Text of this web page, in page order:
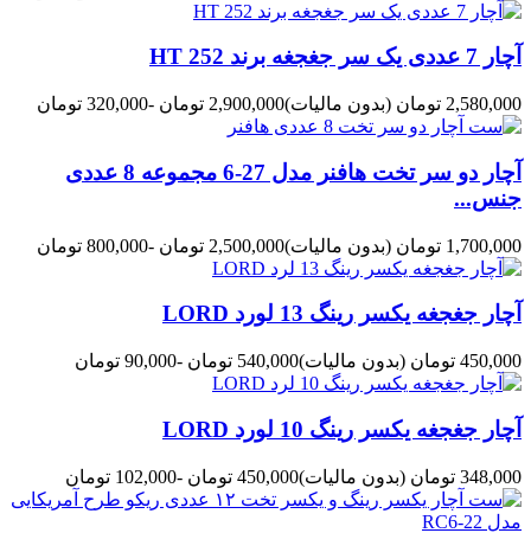
آچار 7 عددی یک سر جغجغه برند HT 252
2,580,000 تومان (بدون مالیات)2,900,000 تومان -320,000 تومان
آچار دو سر تخت هافنر مدل 27-6 مجموعه 8 عددی
جنس...
1,700,000 تومان (بدون مالیات)2,500,000 تومان -800,000 تومان
آچار جغجغه یکسر رینگ 13 لورد LORD
450,000 تومان (بدون مالیات)540,000 تومان -90,000 تومان
آچار جغجغه یکسر رینگ 10 لورد LORD
348,000 تومان (بدون مالیات)450,000 تومان -102,000 تومان